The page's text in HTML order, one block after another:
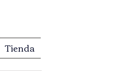
Tienda